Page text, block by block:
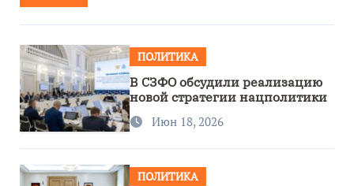
ПОЛИТИКА
В СЗФО обсудили реализацию
новой стратегии нацполитики
Июн 18, 2026
ПОЛИТИКА